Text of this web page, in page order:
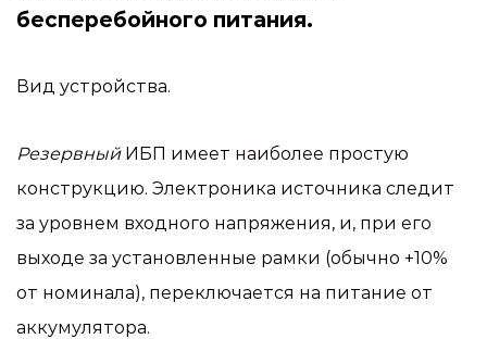
бесперебойного питания.
Вид устройства.
РезервныйИБП имеет наиболее простую
конструкцию. Электроника источника следит
за уровнем входного напряжения, и, при его
выходе за установленные рамки (обычно +10%
от номинала), переключается на питание от
аккумулятора.